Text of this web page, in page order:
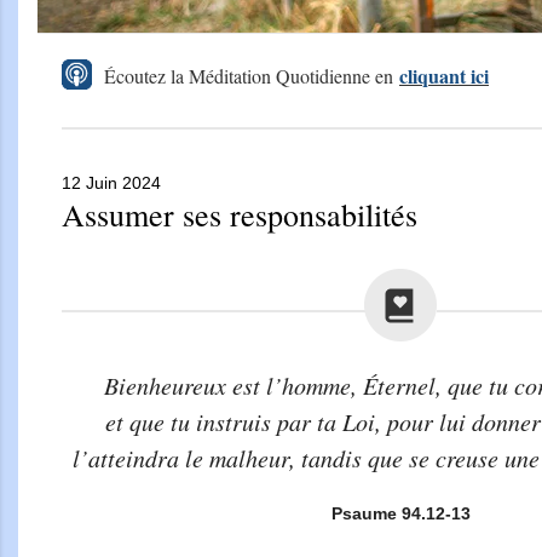
Écoutez la Méditation Quotidienne en cliquant ici
12 Juin 2024
Assumer ses responsabilités
Bienheureux est l’homme, Éternel, que tu
et que tu instruis par ta Loi, pour lui
l’atteindra le malheur, tandis que se creuse
Psaume 94.12-13